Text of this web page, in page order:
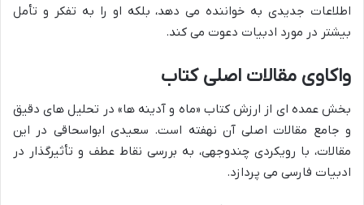
اطلاعات جدیدی به خواننده می دهد، بلکه او را به تفکر و تأمل
بیشتر در مورد ادبیات دعوت می کند.
واکاوی مقالات اصلی کتاب
بخش عمده ای از ارزش کتاب «ماه و آدینه ها» در تحلیل های دقیق
و جامع مقالات اصلی آن نهفته است. سعیدی ابواسحاقی در این
مقالات، با رویکردی چندوجهی، به بررسی نقاط عطف و تأثیرگذار در
ادبیات فارسی می پردازد.